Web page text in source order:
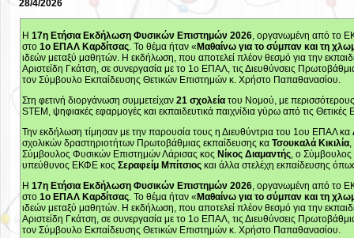
28/4/2026
Η 17η Ετήσια Εκδήλωση Φυσικών Επιστημών 2026, οργανωμένη από το
στο 1ο ΕΠΑΛ Καρδίτσας. Το θέμα ήταν « Μαθαίνω για το σύμπαν και τη
ιδεών μεταξύ μαθητών. Η εκδήλωση, που αποτελεί πλέον θεσμό για την
Αριστείδη Γκάτση, σε συνεργασία με το 1ο ΕΠΑΛ, τις Διευθύνσεις
τον Σύμβουλο Εκπαίδευσης Θετικών Επιστημών κ. Χρήστο Παπαθανασίου.
Στη φετινή διοργάνωση συμμετείχαν 21 σχολεία του Νομού, με
STEM, ψηφιακές εφαρμογές και εκπαιδευτικά παιχνίδια γύρω από τις Θετικές
Την εκδήλωση τίμησαν με την παρουσία τους η Διευθύντρια του 1ου ΕΠΑΛ κα
σχολικών δραστηριοτήτων Πρωτοβάθμιας εκπαίδευσης κα Τσουκαλά Κικιλία
Σύμβουλος Φυσικών Επιστημών Λάρισας κος Νίκος Διαμαντής, ο
υπεύθυνος ΕΚΦΕ κος Σεραφείμ Μπίτσιος και άλλα στελέχη εκπαίδευσης
Η 17η Ετήσια Εκδήλωση Φυσικών Επιστημών 2026, οργανωμένη από το
στο 1ο ΕΠΑΛ Καρδίτσας. Το θέμα ήταν « Μαθαίνω για το σύμπαν και τη
ιδεών μεταξύ μαθητών. Η εκδήλωση, που αποτελεί πλέον θεσμό για την
Αριστείδη Γκάτση, σε συνεργασία με το 1ο ΕΠΑΛ, τις Διευθύνσεις
τον Σύμβουλο Εκπαίδευσης Θετικών Επιστημών κ. Χρήστο Παπαθανασίου.